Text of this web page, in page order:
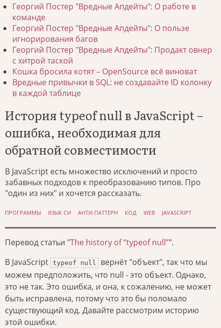
Георгий Постер "Вредные Апдейты": О работе в
команде
Георгий Постер "Вредные Апдейты": О пользе
игнорирования багов
Георгий Постер "Вредные Апдейты": Продакт овнер
с хитрой таской
Кошка бросила котят – OpenSource всё виноват
Вредные привычки в SQL: не создавайте ID колонку
в каждой таблице
История typeof null в JavaScript –
ошибка, необходимая для
обратной совместимости
В JavaScript есть множество исключений и просто
забавных подходов к преобразованию типов. Про
"один из них" и хочется рассказать.
ПРОГРАММЫ ЯЗЫК СИ АНТИ-ПАТТЕРН КОД WEB JAVASCRIPT
Перевод статьи "The history of “typeof null”".
В JavaScript typeof null
вернёт "объект", так что мы
можем предположить, что null - это объект. Однако,
это не так. Это ошибка, и она, к сожалению, не может
быть исправлена, потому что это бы поломало
существующий код. Давайте рассмотрим историю
этой ошибки.